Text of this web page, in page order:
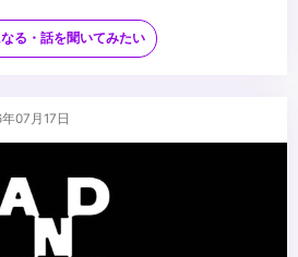
の協業経験
VFXツールの深い知識
経験
イター等のチームマネジメント
監督・プロデューサーと対等に折衝でき
ムビルディングを自ら主導できる方
とマネジメント力を併せ持つ方
る・話を聞いてみたい
07月17日